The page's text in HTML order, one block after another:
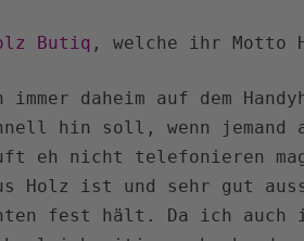
Butiq , welche ihr Motto
immer daheim auf dem
hin soll, wenn
eh nicht telefonieren
Holz ist und sehr gut
fest hält. Da ich auch